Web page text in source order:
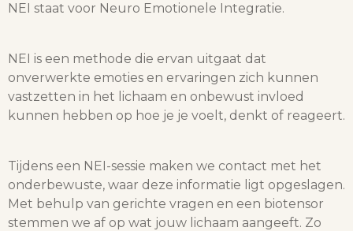
NEI staat voor Neuro Emotionele Integratie.
NEI is een methode die ervan uitgaat dat
onverwerkte emoties en ervaringen zich kunnen
vastzetten in het lichaam en onbewust invloed
kunnen hebben op hoe je je voelt, denkt of reageert.
Tijdens een NEI-sessie maken we contact met het
onderbewuste, waar deze informatie ligt opgeslagen.
Met behulp van gerichte vragen en een biotensor
stemmen we af op wat jouw lichaam aangeeft. Zo